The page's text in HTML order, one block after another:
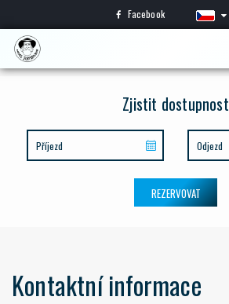
Facebook
Zjistit dostupnost
REZERVOVAT
Kontaktní informace